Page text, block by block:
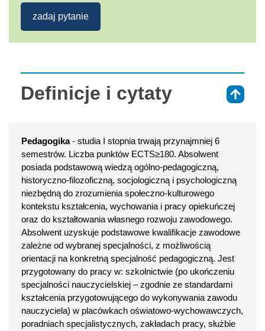
zadaj pytanie
Definicje i cytaty
Pedagogika- studia I stopnia trwają przynajmniej 6
semestrów. Liczba punktów ECTS≥180. Absolwent
posiada podstawową wiedzą ogólno-pedagogiczną,
historyczno-filozoficzną, socjologiczną i psychologiczną
niezbędną do zrozumienia społeczno-kulturowego
kontekstu kształcenia, wychowania i pracy opiekuńczej
oraz do kształtowania własnego rozwoju zawodowego.
Absolwent uzyskuje podstawowe kwalifikacje zawodowe
zależne od wybranej specjalności, z możliwością
orientacji na konkretną specjalność pedagogiczną. Jest
przygotowany do pracy w: szkolnictwie (po ukończeniu
specjalności nauczycielskiej – zgodnie ze standardami
kształcenia przygotowującego do wykonywania zawodu
nauczyciela) w placówkach oświatowo-wychowawczych,
poradniach specjalistycznych, zakładach pracy, służbie